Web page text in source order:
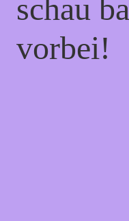
schau
vorbei!